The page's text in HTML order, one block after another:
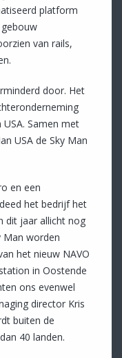
platform
van rails,
door. Het
Samen met
USA de Sky Man
en een
het bedrijf het
dit jaar allicht nog
Man worden
het nieuw NAVO
in Oostende
ons evenwel
director Kris
buiten de
40 landen.